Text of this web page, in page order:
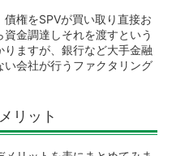
権をSPVが買い取り直接お
金調達しそれを渡すという
ますが、銀行など大手金融
会社が行うファクタリング
リット